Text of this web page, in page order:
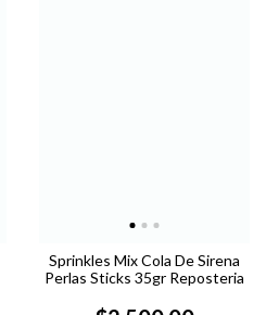
Sprinkles Mix Cola De Sirena
Perlas Sticks 35gr Reposteria